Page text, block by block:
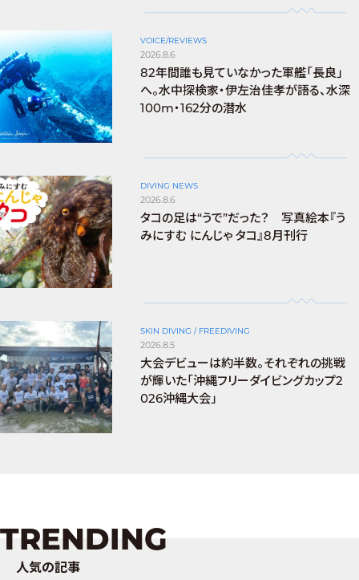
VOICE/REVIEWS
2026.8.6
82年間誰も見ていなかった軍艦「長良」
へ。水中探検家・伊左治佳孝が語る、水深
100m・162分の潜水
DIVING NEWS
2026.8.6
タコの足は“うで”だった？ 写真絵本『う
みにすむ にんじゃ タコ』8月刊行
SKIN DIVING / FREEDIVING
2026.8.5
大会デビューは約半数。それぞれの挑戦
が輝いた「沖縄フリーダイビングカップ2
026沖縄大会」
TRENDING
人気の記事